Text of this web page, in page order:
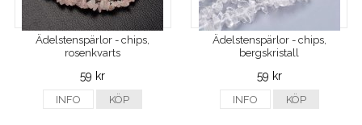
Ädelstenspärlor - chips,
rosenkvarts
59 kr
INFO KÖP
Ädelstenspärlor - chips,
bergskristall
59 kr
INFO KÖP